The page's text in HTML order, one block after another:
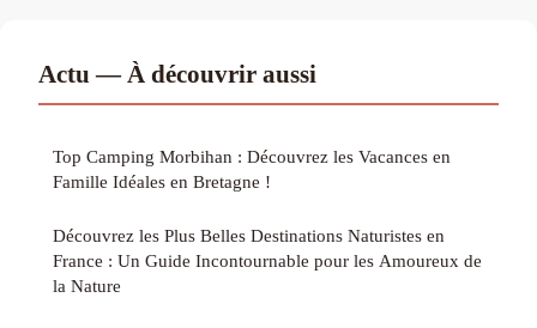
Actu — À découvrir aussi
Top Camping Morbihan : Découvrez les Vacances en
Famille Idéales en Bretagne !
Découvrez les Plus Belles Destinations Naturistes en
France : Un Guide Incontournable pour les Amoureux de
la Nature